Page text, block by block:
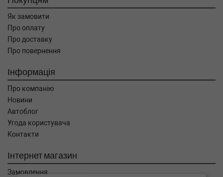
Як замовити
Про оплату
Про доставку
Про повернення
Інформація
Про компанію
Новини
Автоблог
Угода користувача
Контакти
Інтернет магазин
Замовлення